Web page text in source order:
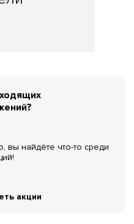
вы найдёте что-то среди
акции